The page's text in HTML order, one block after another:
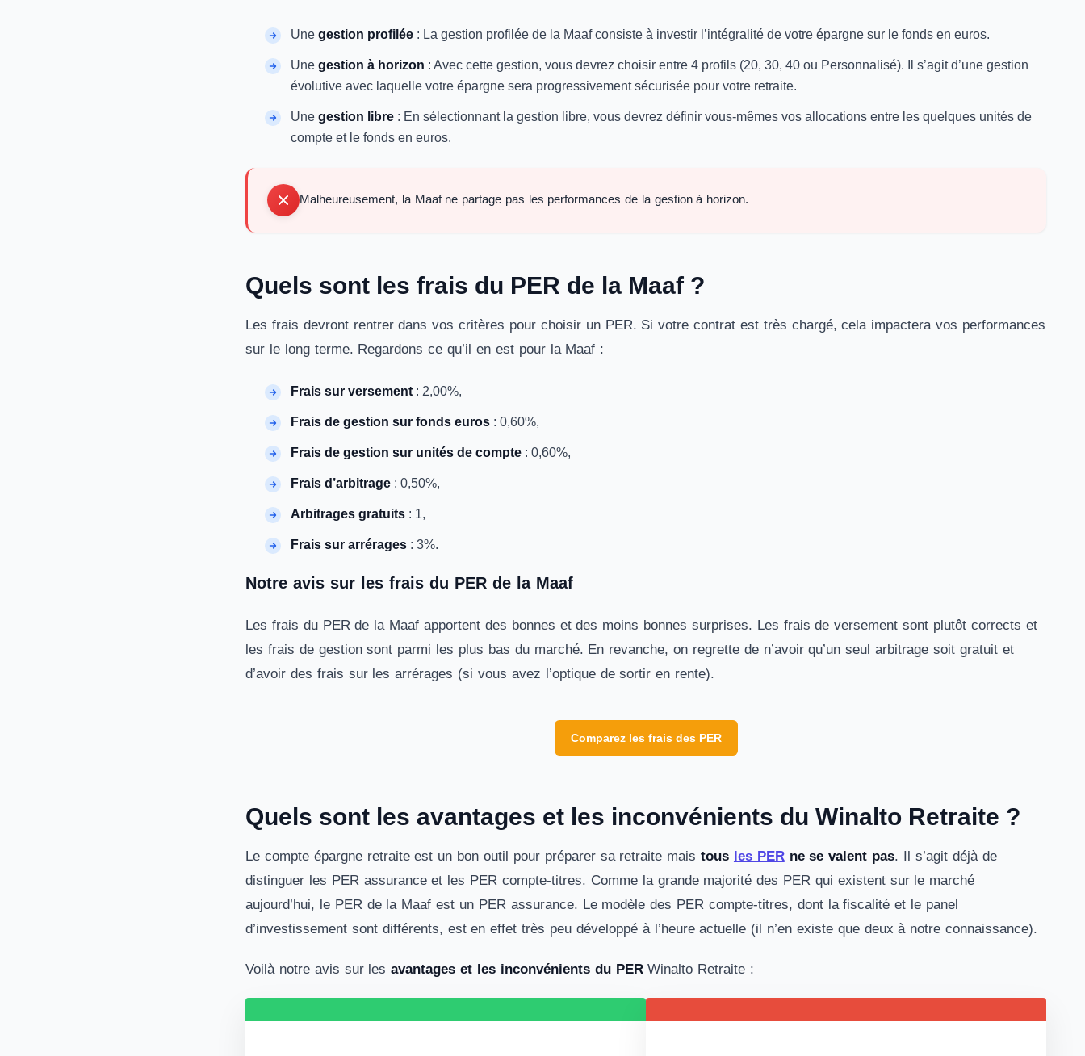
Une gestion profilée : La gestion profilée de la Maaf consiste à investir l’intégralité de votre épargne sur le fonds en euros.
Une gestion à horizon : Avec cette gestion, vous devrez choisir entre 4 profils (20, 30, 40 ou Personnalisé). Il s’agit d’une gestion
évolutive avec laquelle votre épargne sera progressivement sécurisée pour votre retraite.
Une gestion libre : En sélectionnant la gestion libre, vous devrez définir vous-mêmes vos allocations entre les quelques unités de
compte et le fonds en euros.
Malheureusement, la Maaf ne partage pas les performances de la gestion à horizon.
Quels sont les frais du PER de la Maaf ?
Les frais devront rentrer dans vos critères pour choisir un PER. Si votre contrat est très chargé, cela impactera vos performances
sur le long terme. Regardons ce qu’il en est pour la Maaf :
Frais sur versement : 2,00%,
Frais de gestion sur fonds euros : 0,60%,
Frais de gestion sur unités de compte : 0,60%,
Frais d’arbitrage : 0,50%,
Arbitrages gratuits : 1,
Frais sur arrérages : 3%.
Notre avis sur les frais du PER de la Maaf
Les frais du PER de la Maaf apportent des bonnes et des moins bonnes surprises. Les frais de versement sont plutôt corrects et
les frais de gestion sont parmi les plus bas du marché. En revanche, on regrette de n’avoir qu’un seul arbitrage soit gratuit et
d’avoir des frais sur les arrérages (si vous avez l’optique de sortir en rente).
Comparez les frais des PER
Quels sont les avantages et les inconvénients du Winalto Retraite ?
Le compte épargne retraite est un bon outil pour préparer sa retraite maistous les PERne se valent pas. Il s’agit déjà de
distinguer les PER assurance et les PER compte-titres. Comme la grande majorité des PER qui existent sur le marché
aujourd’hui, le PER de la Maaf est un PER assurance. Le modèle des PER compte-titres, dont la fiscalité et le panel
d’investissement sont différents, est en effet très peu développé à l’heure actuelle (il n’en existe que deux à notre connaissance).
Voilà notre avis sur lesavantages et les inconvénients du PERWinalto Retraite :